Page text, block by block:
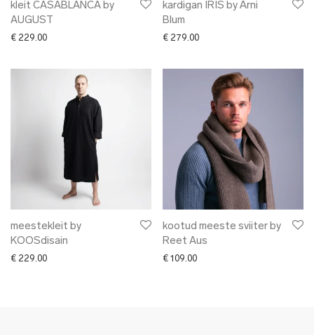
kleit CASABLANCA by
AUGUST
€ 229.00
kardigan IRIS by Ärni
Blum
€ 279.00
meestekleit by
KOOSdisain
€ 229.00
kootud meeste sviiter by
Reet Aus
€ 109.00